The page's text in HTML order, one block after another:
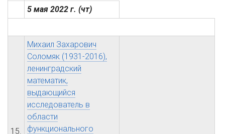
5 мая 2022 г. (чт)
15.
Михаил Захарович
Соломяк (1931-2016),
ленинградский
математик,
выдающийся
исследователь в
области
функционального